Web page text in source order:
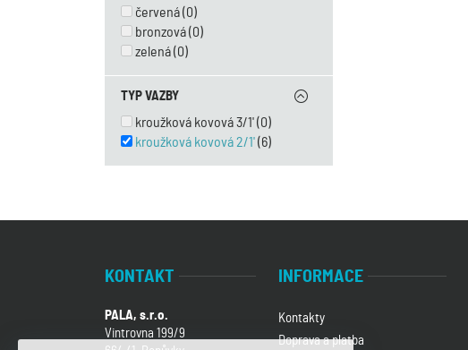
červená(0)
bronzová(0)
zelená(0)
TYP VAZBY
kroužková kovová 3/1'(0)
kroužková kovová 2/1'(6)
KONTAKT
PALA, s.r.o.
Vintrovna 199/9
INFORMACE
Kontakty
Doprava a platba